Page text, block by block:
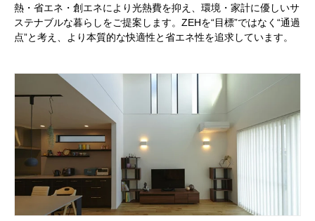
熱・省エネ・創エネにより光熱費を抑え、環境・家計に優しいサ
ステナブルな暮らしをご提案します。ZEHを“目標”ではなく“通過
点”と考え、より本質的な快適性と省エネ性を追求しています。